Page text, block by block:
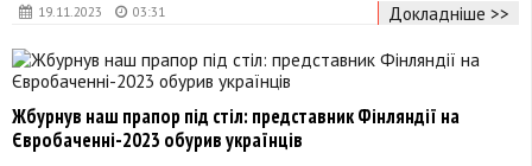
19.11.2023 03:31
Докладніше >>
Жбурнув наш прапор під стіл: представник Фінляндії на
Євробаченні-2023 обурив українців